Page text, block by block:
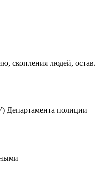
людей,
Департамента полиции